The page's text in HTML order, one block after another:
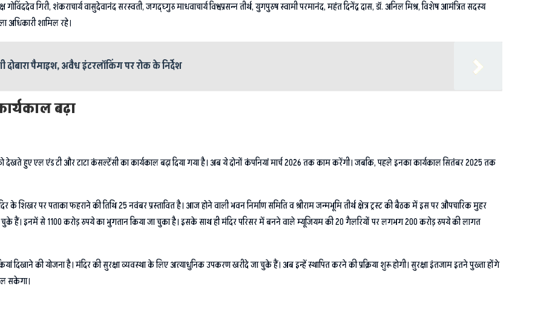
गिरी, शंकराचार्य वासुदेवानंद सरस्वती, जगद्घ्गुरु माधवाचार्य विश्वप्रसन्न तीर्थ, युगपुरुष स्वामी परमानंद, महंत दिनेंद्र दास, डॉ. अनिल मिश्र, विशेष आमंत्रित सदस्य
अधिकारी शामिल रहे।
दोबारा पैमाइश, अवैध इंटरलॉकिंग पर रोक के निर्देश
बढ़ा
को देखते हुए एल एंड टी और टाटा कंसल्टेंसी का कार्यकाल बढ़ा दिया गया है। अब ये दोनों कंपनियां मार्च 2026 तक काम करेंगी। जबकि, पहले इनका कार्यकाल सितंबर 2025 तक
के शिखर पर पताका फहराने की तिथि 25 नवंबर प्रस्तावित है। आज होने वाली भवन निर्माण समिति व श्रीराम जन्मभूमि तीर्थ क्षेत्र ट्रस्ट की बैठक में इस पर औपचारिक मुहर
चुके हैं। इनमें से 1100 करोड़ रुपये का भुगतान किया जा चुका है। इसके साथ ही मंदिर परिसर में बनने वाले म्यूजियम की 20 गैलरियों पर लगभग 200 करोड़ रुपये की लागत
की योजना है। मंदिर की सुरक्षा व्यवस्था के लिए अत्याधुनिक उपकरण खरीदे जा चुके हैं। अब इन्हें स्थापित करने की प्रक्रिया शुरू होगी। सुरक्षा इंतजाम इतने पुख्ता होंगे
सकेगा।